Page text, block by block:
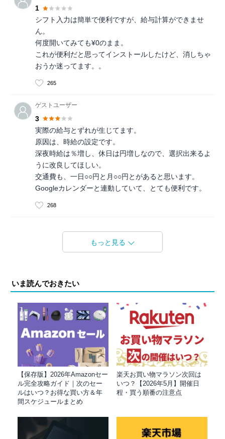
1
シフト入力は簡単で便利ですが、給与計算ができませ
ん。
何度開いてみても¥0のまま。
これが便利だと思ってインストールしたけど、消しちゃ
おうか迷ってます。。
265
ゲストユーザー
3
実際の給与とずれが生じてます。
原因は、時給の設定です。
深夜時給は％増し、休日は円増しなので、選択出来るよ
うに改良してほしい。
交通費も、一日○○円と月○○円とがあると思います。
Googleカレンダーと連動していて、とても便利です。
268
もっと見る
いま読んでおきたい
【保存版】2026年Amazonセー
ル完全攻略ガイド｜次のセー
ルはいつ？お得な買い方＆年
間スケジュールまとめ
楽天お買い物マラソン次回は
いつ？【2026年5月】開催日
程・買う順番の注意点